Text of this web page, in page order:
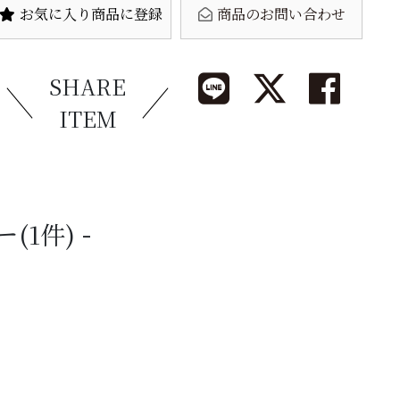
お気に入り商品に登録 商品のお問い合わせ
SHARE
ITEM
(1件)